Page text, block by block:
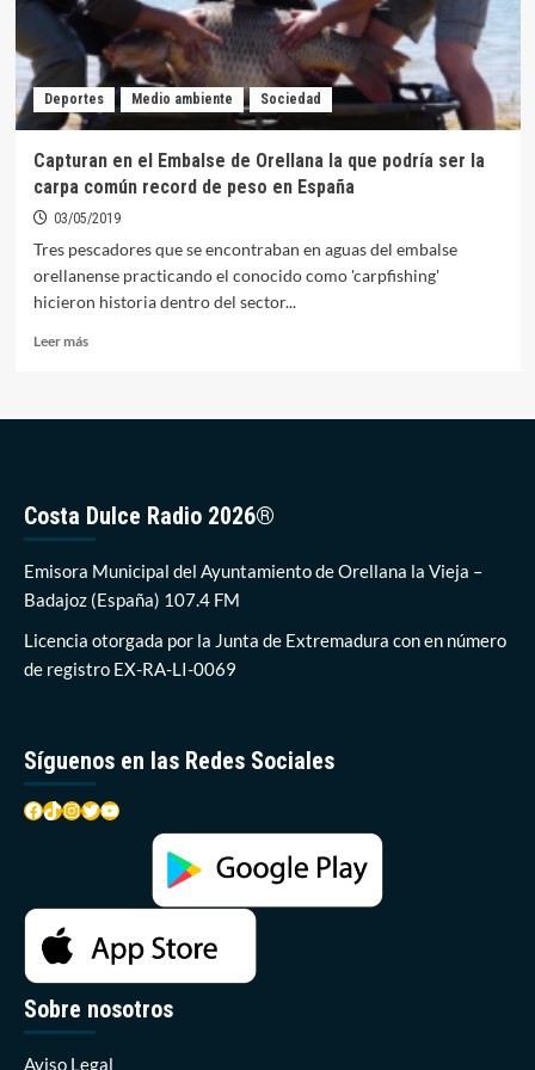
Deportes Medio ambiente Sociedad
Capturan en el Embalse de Orellana la que podría ser la
carpa común record de peso en España
03/05/2019
Tres pescadores que se encontraban en aguas del embalse
orellanense practicando el conocido como 'carpfishing'
hicieron historia dentro del sector...
Leer másLeer
Orellana
la
que
ser
común
en
España
Costa Dulce Radio 2026®
Emisora Municipal del Ayuntamiento de Orellana la Vieja –
Badajoz (España) 107.4 FM
Licencia otorgada por la Junta de Extremadura con en número
de registro EX-RA-LI-0069
Síguenos en las Redes Sociales
Facebook
TikTok
Instagram
Twitter
YouTube
Sobre nosotros
Aviso Legal